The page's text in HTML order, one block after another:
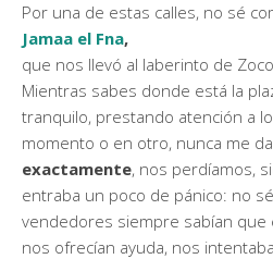
Por una de estas calles, no sé
Jamaa el Fna,
que nos llevó al laberinto de
Mientras sabes donde está la
tranquilo, prestando atención a
momento o en otro, nunca me
exactamente, nos perdíamos,
entraba un poco de pánico: no
vendedores siempre sabían
nos ofrecían ayuda, nos